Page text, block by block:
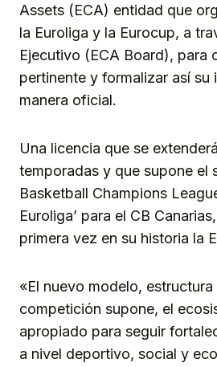
Assets (ECA) entidad que
la Euroliga y la Eurocup, a
Ejecutivo (ECA Board), para
pertinente y formalizar así su
manera oficial.
Una licencia que se
temporadas y que supone el
Basketball Champions
Euroliga’ para el CB
primera vez en su historia la
«El nuevo modelo,
competición supone, el
apropiado para seguir
a nivel deportivo, social y